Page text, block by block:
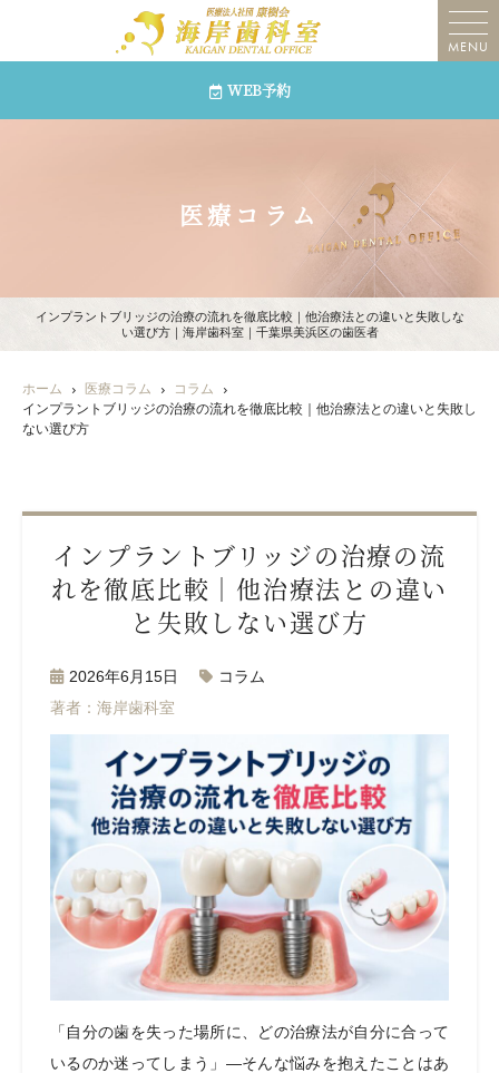
MENU
医療コラム
インプラントブリッジの治療の流れを徹底比較｜他治療法との違いと失敗しな
い選び方｜海岸歯科室｜千葉県美浜区の歯医者
WEB予約
ホーム 医療コラム
コラム
インプラントブリッジの治療の流れを徹底比較｜他治療法との違いと失敗し
ない選び方
インプラントブリッジの治療の流
れを徹底比較｜他治療法との違い
と失敗しない選び方
2026年6月15日
コラム
著者：海岸歯科室
「自分の歯を失った場所に、どの治療法が自分に合って
いるのか迷ってしまう」―そんな悩みを抱えたことはあ